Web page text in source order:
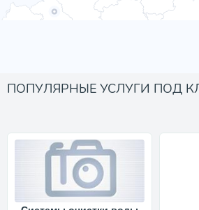
ПОПУЛЯРНЫЕ УСЛУГИ ПОД